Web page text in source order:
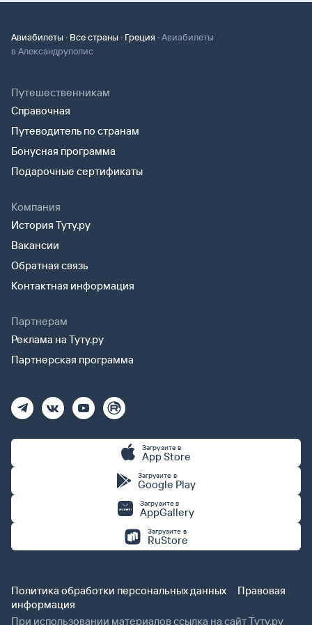
Авиабилеты · Все страны · Греция ·Авиабилеты
в Александруполис
Путешественникам
Справочная
Путеводитель по странам
Бонусная программа
Подарочные сертификаты
Компания
История Туту.ру
Вакансии
Обратная связь
Контактная информация
Партнерам
Реклама на Туту.ру
Партнерская программа
Загрузите в
App Store
Загрузите в
Google Play
Загрузите в
AppGallery
Загрузите в
RuStore
Политика обработки персональных данных
Правовая
информация
При использовании материалов ссылка на сайт Туту.ру